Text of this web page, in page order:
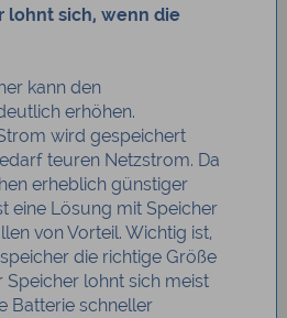
lohnt sich, wenn die
kann den
erhöhen.
wird gespeichert
teuren Netzstrom. Da
erheblich günstiger
eine Lösung mit Speicher
von Vorteil. Wichtig ist,
die richtige Größe
Speicher lohnt sich meist
Batterie schneller